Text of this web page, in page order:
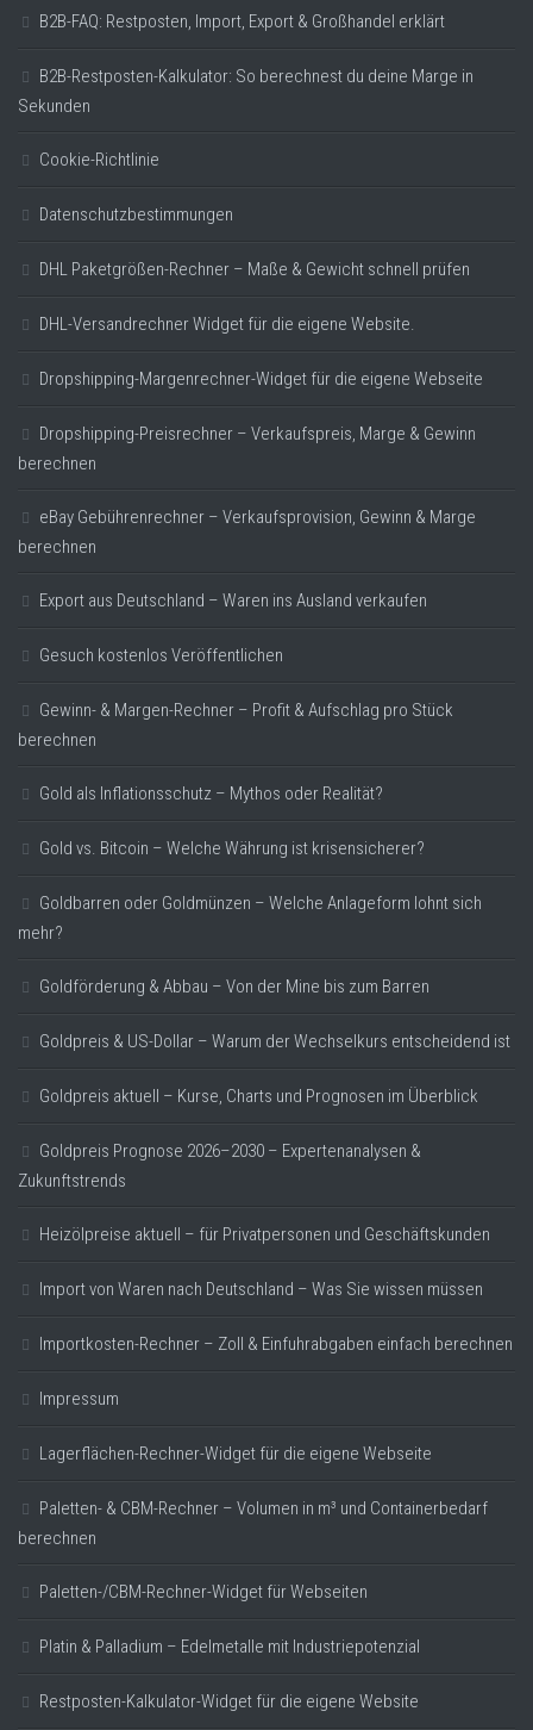
B2B-FAQ: Restposten, Import, Export & Großhandel erklärt
B2B-Restposten-Kalkulator: So berechnest du deine Marge in
Sekunden
Cookie-Richtlinie
Datenschutzbestimmungen
DHL Paketgrößen-Rechner – Maße & Gewicht schnell prüfen
DHL-Versandrechner Widget für die eigene Website.
Dropshipping-Margenrechner-Widget für die eigene Webseite
Dropshipping-Preisrechner – Verkaufspreis, Marge & Gewinn
berechnen
eBay Gebührenrechner – Verkaufsprovision, Gewinn & Marge
berechnen
Export aus Deutschland – Waren ins Ausland verkaufen
Gesuch kostenlos Veröffentlichen
Gewinn- & Margen-Rechner – Profit & Aufschlag pro Stück
berechnen
Gold als Inflationsschutz – Mythos oder Realität?
Gold vs. Bitcoin – Welche Währung ist krisensicherer?
Goldbarren oder Goldmünzen – Welche Anlageform lohnt sich
mehr?
Goldförderung & Abbau – Von der Mine bis zum Barren
Goldpreis & US-Dollar – Warum der Wechselkurs entscheidend ist
Goldpreis aktuell – Kurse, Charts und Prognosen im Überblick
Goldpreis Prognose 2026–2030 – Expertenanalysen &
Zukunftstrends
Heizölpreise aktuell – für Privatpersonen und Geschäftskunden
Import von Waren nach Deutschland – Was Sie wissen müssen
Importkosten-Rechner – Zoll & Einfuhrabgaben einfach berechnen
Impressum
Lagerflächen-Rechner-Widget für die eigene Webseite
Paletten- & CBM-Rechner – Volumen in m³ und Containerbedarf
berechnen
Paletten-/CBM-Rechner-Widget für Webseiten
Platin & Palladium – Edelmetalle mit Industriepotenzial
Restposten-Kalkulator-Widget für die eigene Website